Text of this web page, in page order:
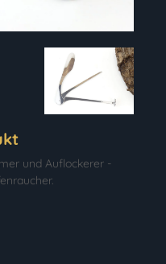
und Auflockerer -